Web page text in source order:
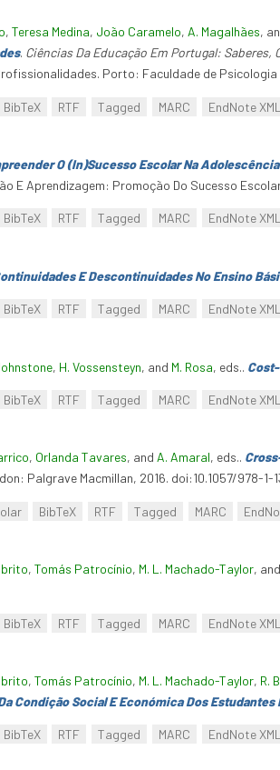
, Teresa Medina, João Caramelo, A. Magalhães,
. Ciências Da Educação Em Portugal:
Porto: Faculdade de
BibTeX RTF Tagged MARC EndNote XML
O (In)Sucesso Escolar Na
E Aprendizagem: Promoção Do Sucesso
BibTeX RTF Tagged MARC EndNote XML
E Descontinuidades No Ensino
BibTeX RTF Tagged MARC EndNote XML
, H. Vossensteyn, and M. Rosa, eds..
BibTeX RTF Tagged MARC EndNote XML
, Orlanda Tavares, and A. Amaral, eds..
Palgrave Macmillan, 2016. doi:10.1057/978-1-
BibTeX RTF Tagged MARC
, Tomás Patrocínio, M. L. Machado-Taylor, and
BibTeX RTF Tagged MARC EndNote XML
, Tomás Patrocínio, M. L. Machado-Taylor, R.
Condição Social E Económica Dos Estudantes
BibTeX RTF Tagged MARC EndNote XML